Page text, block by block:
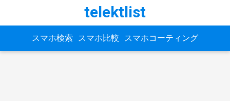
telektlist
スマホ検索 スマホ比較 スマホコーティング